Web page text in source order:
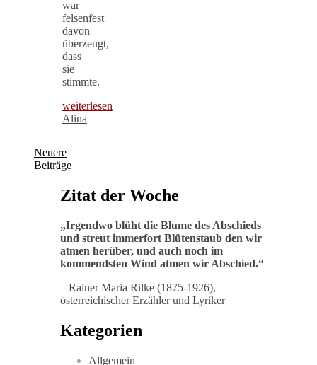
war
felsenfest
davon
überzeugt,
dass
sie
stimmte.
weiterlesen
Alina
Neuere
Beiträge
Zitat der Woche
„Irgendwo blüht die Blume des Abschieds
und streut immerfort Blütenstaub den wir
atmen herüber, und auch noch im
kommendsten Wind atmen wir Abschied.“
– Rainer Maria Rilke (1875-1926),
österreichischer Erzähler und Lyriker
Kategorien
Allgemein